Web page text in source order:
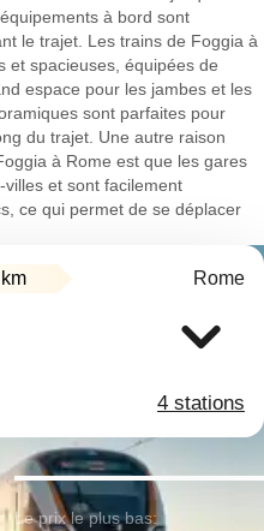
à bord sont
le trajet. Les trains de Foggia à
et spacieuses, équipées de
espace pour les jambes et les
sont parfaites pour
du trajet. Une autre raison
à Rome est que les gares
et sont facilement
ce qui permet de se déplacer
Rome
4 stations
Le prix le plus bas: